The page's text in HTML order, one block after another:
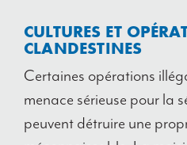
CULTURES ET
CLANDESTINES
Certaines opérations
menace sérieuse pour la
peuvent détruire une